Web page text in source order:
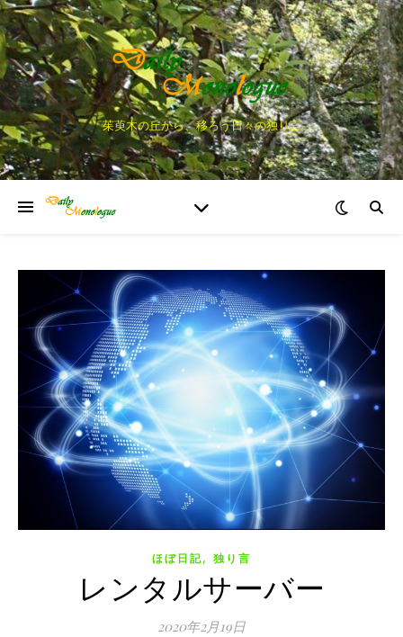
茱萸木の丘から、移ろう日々の独り言
ほぼ日記, 独り言
レンタルサーバー
2020年2月19日